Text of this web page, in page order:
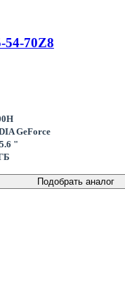
54-70Z8
GeForce
"
Подобрать аналог